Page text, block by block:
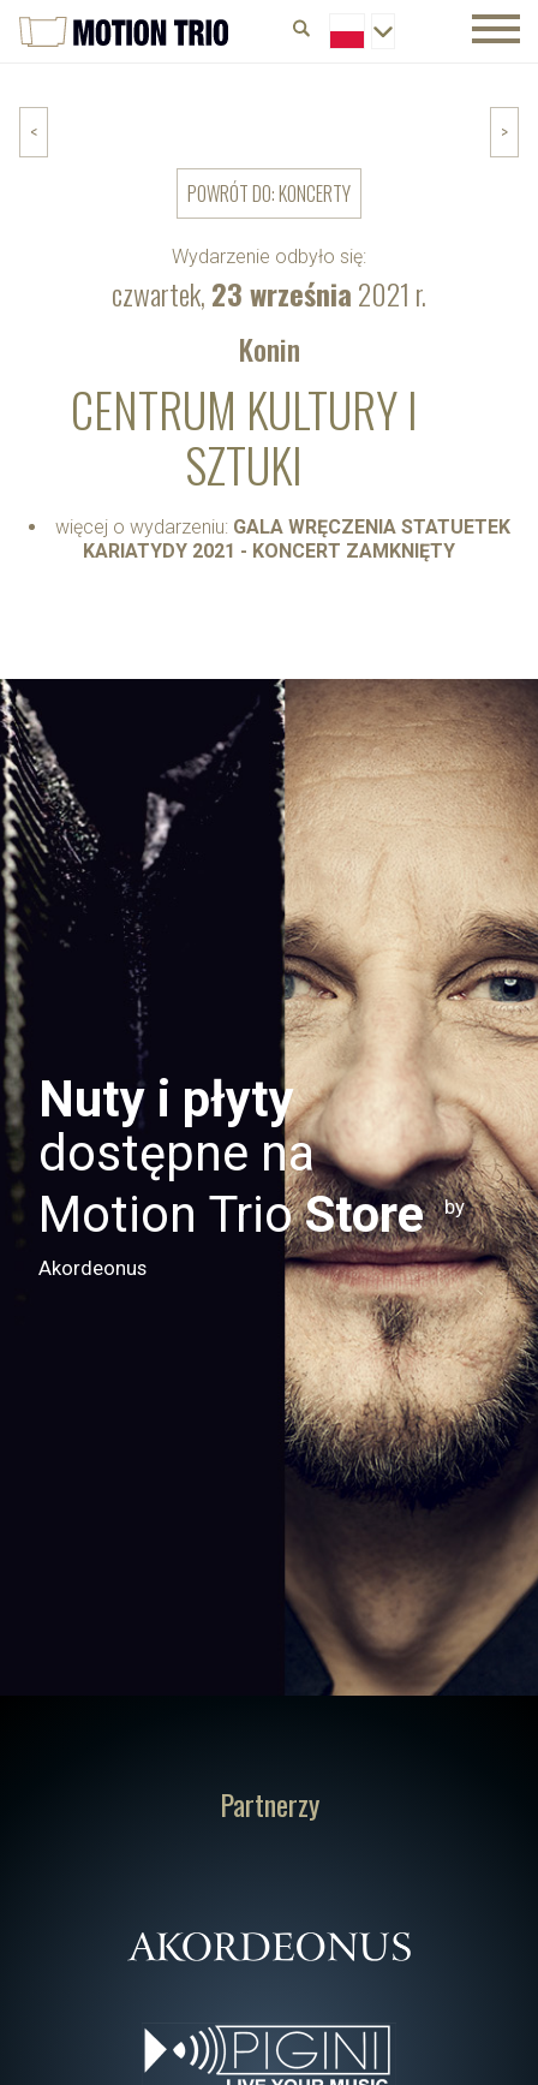
Wydarzenie odbyło się:
czwartek,23 września2021 r.
< >
POWRÓT DO: KONCERTY
Konin
CENTRUM KULTURY I
SZTUKI
więcej o wydarzeniu:GALA WRĘCZENIA STATUETEK
KARIATYDY 2021 - KONCERT ZAMKNIĘTY
Nuty i płyty
dostępne na
Motion TrioStore by
Akordeonus
Partnerzy